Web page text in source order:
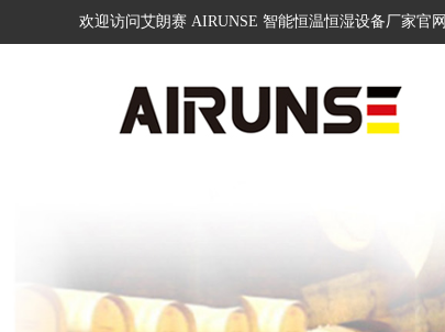
欢迎访问艾朗赛 AIRUNSE 智能恒温恒湿设备厂家官网